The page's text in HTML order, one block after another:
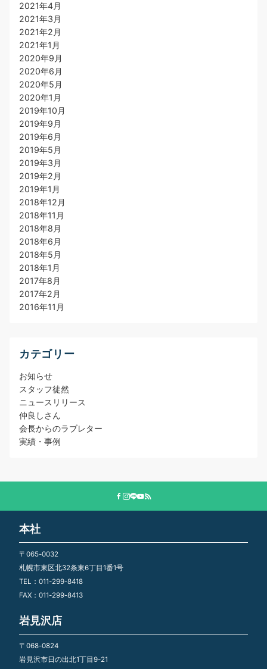
2021年4月
2021年3月
2021年2月
2021年1月
2020年9月
2020年6月
2020年5月
2020年1月
2019年10月
2019年9月
2019年6月
2019年5月
2019年3月
2019年2月
2019年1月
2018年12月
2018年11月
2018年8月
2018年6月
2018年5月
2018年1月
2017年8月
2017年2月
2016年11月
カテゴリー
お知らせ
スタッフ徒然
ニュースリリース
仲良しさん
会長からのラブレター
実績・事例
本社
〒065-0032
札幌市東区北32条東6丁目1番1号
TEL：011-299-8418
FAX：011-299-8413
岩見沢店
〒068-0824
岩見沢市日の出北1丁目9-21